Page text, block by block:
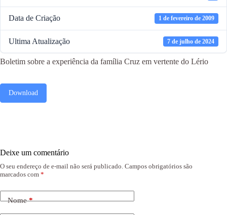
Data de Criação 1 de fevereiro de 2009
Ultima Atualização 7 de julho de 2024
Boletim sobre a experiência da família Cruz em vertente do Lério
Download
Deixe um comentário
O seu endereço de e-mail não será publicado. Campos obrigatórios são
marcados com *
Nome*